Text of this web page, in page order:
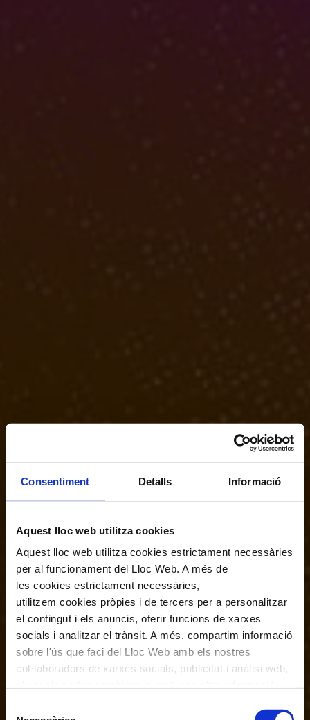
Consentiment Detalls Informació
Aquest lloc web utilitza cookies
Aquest lloc web utilitza cookies estrictament necessàries
per al funcionament del Lloc Web. A més de
les cookies estrictament necessàries,
utilitzem cookies pròpies i de tercers per a personalitzar
el contingut i els anuncis, oferir funcions de xarxes
socials i analitzar el trànsit. A més, compartim informació
sobre l'ús que faci del Lloc Web amb els nostres
col·laboradors de xarxes socials, publicitat i anàlisi web,